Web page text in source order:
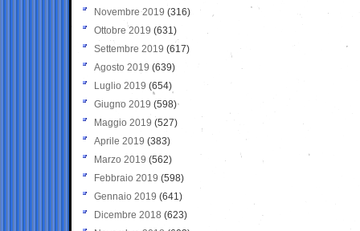
Novembre 2019 (316)
Ottobre 2019 (631)
Settembre 2019 (617)
Agosto 2019 (639)
Luglio 2019 (654)
Giugno 2019 (598)
Maggio 2019 (527)
Aprile 2019 (383)
Marzo 2019 (562)
Febbraio 2019 (598)
Gennaio 2019 (641)
Dicembre 2018 (623)